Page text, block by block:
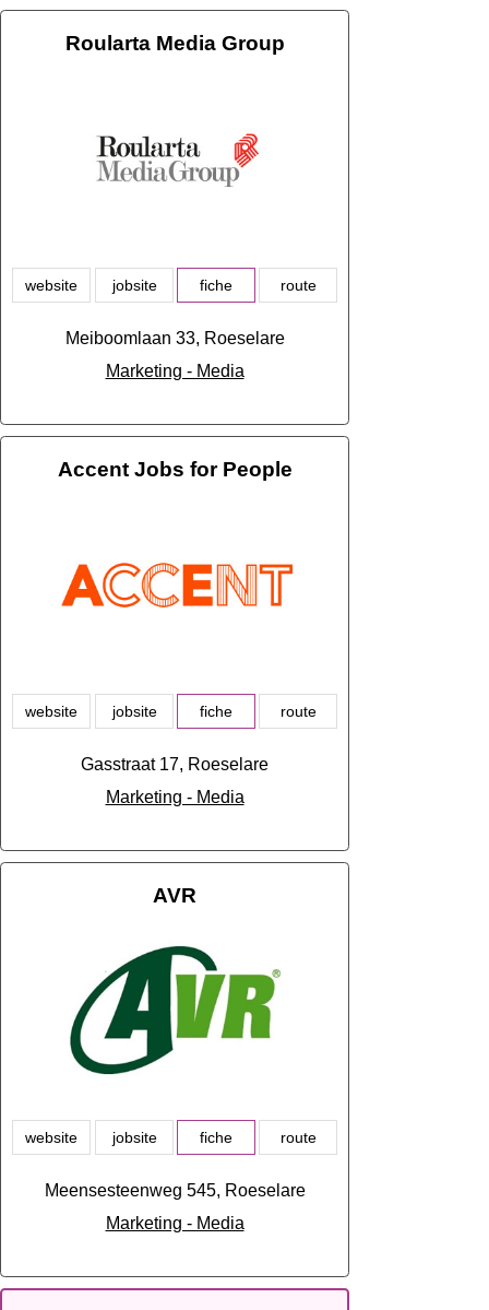
Roularta Media Group
website jobsite fiche route
Meiboomlaan 33, Roeselare
Marketing - Media
Accent Jobs for People
website jobsite fiche route
Gasstraat 17, Roeselare
Marketing - Media
AVR
website jobsite fiche route
Meensesteenweg 545, Roeselare
Marketing - Media